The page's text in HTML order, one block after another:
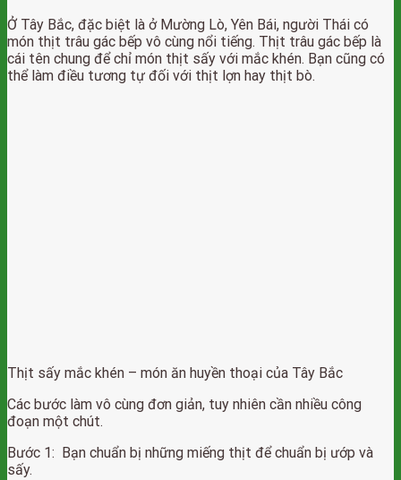
Ở Tây Bắc, đặc biệt là ở Mường Lò, Yên Bái, người Thái có
món thịt trâu gác bếp vô cùng nổi tiếng. Thịt trâu gác bếp là
cái tên chung để chỉ món thịt sấy với mắc khén. Bạn cũng có
thể làm điều tương tự đối với thịt lợn hay thịt bò.
Thịt sấy mắc khén – món ăn huyền thoại của Tây Bắc
Các bước làm vô cùng đơn giản, tuy nhiên cần nhiều công
đoạn một chút.
Bước 1: Bạn chuẩn bị những miếng thịt để chuẩn bị ướp và
sấy.